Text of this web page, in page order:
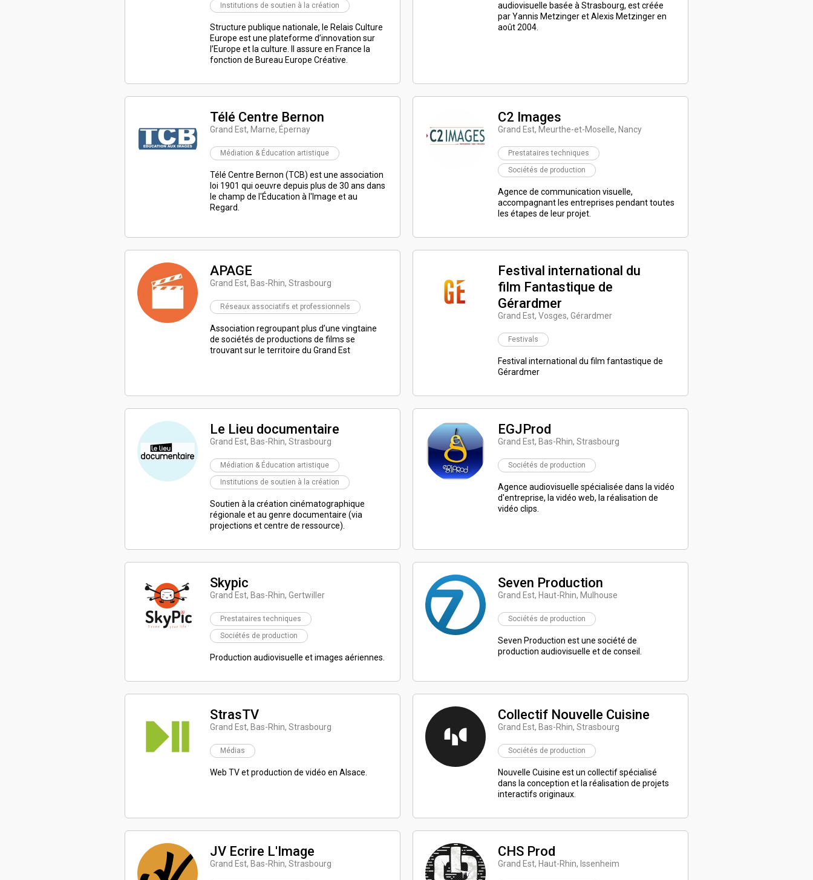
Institutions de soutien à la création
Structure publique nationale, le Relais Culture
Europe est une plateforme d’innovation sur
l’Europe et la culture. Il assure en France la
fonction de Bureau Europe Créative.
audiovisuelle basée à Strasbourg, est créée
par Yannis Metzinger et Alexis Metzinger en
août 2004.
Télé Centre Bernon
Grand Est, Marne, Épernay
Médiation & Éducation artistique
Télé Centre Bernon (TCB) est une association
loi 1901 qui oeuvre depuis plus de 30 ans dans
le champ de l'Éducation à l'Image et au
Regard.
C2 Images
Grand Est, Meurthe-et-Moselle, Nancy
Prestataires techniques
Sociétés de production
Agence de communication visuelle,
accompagnant les entreprises pendant toutes
les étapes de leur projet.
APAGE
Grand Est, Bas-Rhin, Strasbourg
Réseaux associatifs et professionnels
Association regroupant plus d’une vingtaine
de sociétés de productions de films se
trouvant sur le territoire du Grand Est
Festival international du
film Fantastique de
Gérardmer
Grand Est, Vosges, Gérardmer
Festivals
Festival international du film fantastique de
Gérardmer
Le Lieu documentaire
Grand Est, Bas-Rhin, Strasbourg
Médiation & Éducation artistique
Institutions de soutien à la création
Soutien à la création cinématographique
régionale et au genre documentaire (via
projections et centre de ressource).
EGJProd
Grand Est, Bas-Rhin, Strasbourg
Sociétés de production
Agence audiovisuelle spécialisée dans la vidéo
d'entreprise, la vidéo web, la réalisation de
vidéo clips.
Skypic
Grand Est, Bas-Rhin, Gertwiller
Prestataires techniques
Sociétés de production
Production audiovisuelle et images aériennes.
Seven Production
Grand Est, Haut-Rhin, Mulhouse
Sociétés de production
Seven Production est une société de
production audiovisuelle et de conseil.
StrasTV
Grand Est, Bas-Rhin, Strasbourg
Médias
Web TV et production de vidéo en Alsace.
Collectif Nouvelle Cuisine
Grand Est, Bas-Rhin, Strasbourg
Sociétés de production
Nouvelle Cuisine est un collectif spécialisé
dans la conception et la réalisation de projets
interactifs originaux.
JV Ecrire L'Image
Grand Est, Bas-Rhin, Strasbourg
CHS Prod
Grand Est, Haut-Rhin, Issenheim